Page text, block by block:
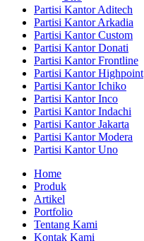
Partisi Kantor Aditech
Partisi Kantor Arkadia
Partisi Kantor Custom
Partisi Kantor Donati
Partisi Kantor Frontline
Partisi Kantor Highpoint
Partisi Kantor Ichiko
Partisi Kantor Inco
Partisi Kantor Indachi
Partisi Kantor Jakarta
Partisi Kantor Modera
Partisi Kantor Uno
Home
Produk
Artikel
Portfolio
Tentang Kami
Kontak Kami